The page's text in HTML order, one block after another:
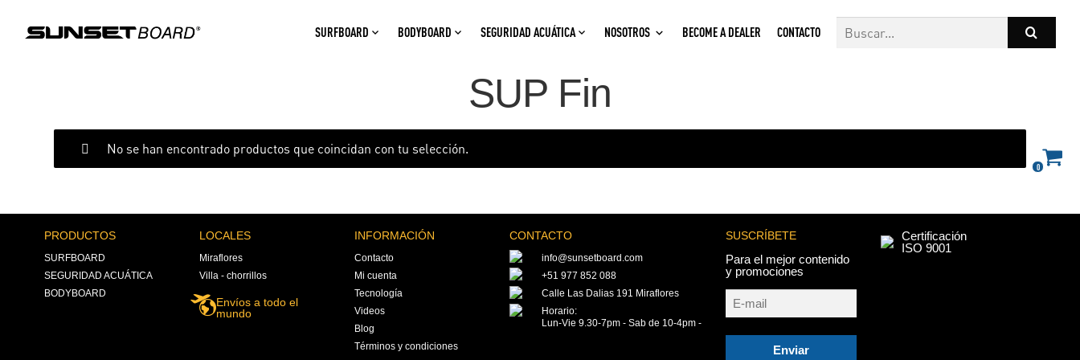
SURFBOARD BODYBOARD SEGURIDAD ACUÁTICA NOSOTROS BECOME A DEALER CONTACTO
SUP Fin
No se han encontrado productos que coincidan con tu selección.
PRODUCTOS
SURFBOARD
SEGURIDAD ACUÁTICA
BODYBOARD
LOCALES
Miraflores
Villa - chorrillos
Envíos a todo el
mundo
INFORMACIÓN
Contacto
Mi cuenta
Tecnología
Videos
Blog
Términos y condiciones
CONTACTO
info@sunsetboard.com
+51 977 852 088
Calle Las Dalias 191 Miraflores
Horario:
Lun-Vie 9.30-7pm - Sab de 10-4pm -
SUSCRÍBETE
Para el mejor contenido
y promociones
Enviar
Certificación
ISO 9001
0